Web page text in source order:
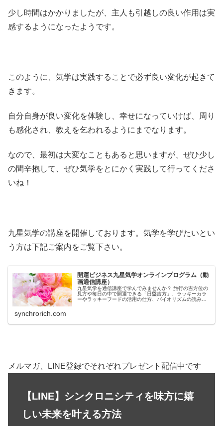
少し時間はかかりましたが、主人も引越しの良い作用は実
感するようになったようです。
このように、気学は実践することで必ず良い変化が起きて
きます。
自分自身が良い変化を体験し、幸せになっていけば、周り
も感化され、教えを乞われるようにまでなります。
なので、最初は大変なこともあると思いますが、ぜひ少し
の間辛抱して、ぜひ気学をとにかく実践して行ってくださ
いね！
九星気学の講座を開催しております。気学を学びたいとい
う方は下記ご案内をご覧下さい。
開運ビジネス九星気学オンラインプログラム（動
画通信講座）
九星気学を通信講座で学んでみませんか？ 旅行の吉方位の
見方や毎日の中で開運できる「日盤吉方」、ラッキーカラ
ーやラッキーフードの活用の仕方、バイオリズムの読み解
synchrorich.com
メルマガ、LINE登録でそれぞれプレゼント配信中です
【LINE】シンクロニシティを味方に嬉
しい未来を叶える方法